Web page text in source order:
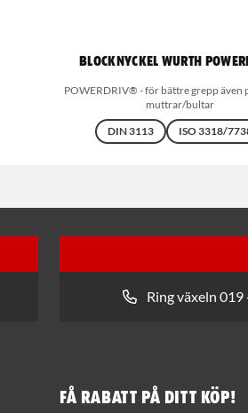
Blocknyckel Wurth
POWERDRIV® - för bättre grepp även
muttrar/bultar
DIN 3113
ISO 3318/
Ring växeln 019
Få rabatt på ditt köp!